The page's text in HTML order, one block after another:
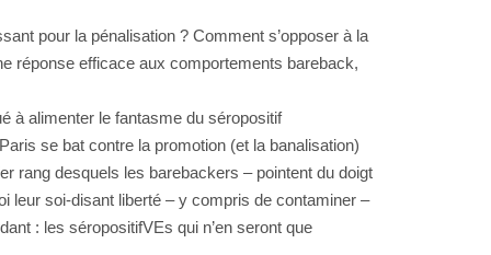
pour la pénalisation ? Comment s’opposer à la
réponse efficace aux comportements bareback,
à alimenter le fantasme du séropositif
se bat contre la promotion (et la banalisation)
rang desquels les barebackers – pointent du doigt
leur soi-disant liberté – y compris de contaminer –
: les séropositifVEs qui n’en seront que